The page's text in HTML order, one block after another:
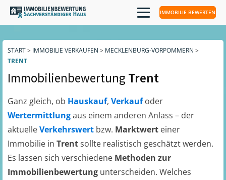
IMMOBILIE BEWERTEN
START> IMMOBILIE VERKAUFEN > MECKLENBURG-VORPOMMERN >
TRENT
ImmobilienbewertungTrent
Ganz gleich, ob Hauskauf, Verkaufoder
Wertermittlungaus einem anderen Anlass – der
aktuelleVerkehrswert bzw. Marktwert einer
Immobilie in Trentsollte realistisch geschätzt werden.
Es lassen sich verschiedene Methoden zur
Immobilienbewertung unterscheiden. Welches